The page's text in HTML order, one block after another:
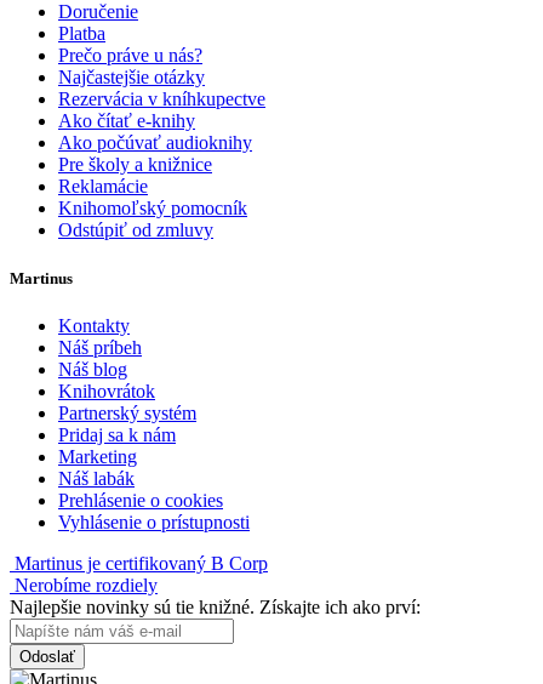
Doručenie
Platba
Prečo práve u nás?
Najčastejšie otázky
Rezervácia v kníhkupectve
Ako čítať e-knihy
Ako počúvať audioknihy
Pre školy a knižnice
Reklamácie
Knihomoľský pomocník
Odstúpiť od zmluvy
Martinus
Kontakty
Náš príbeh
Náš blog
Knihovrátok
Partnerský systém
Pridaj sa k nám
Marketing
Náš labák
Prehlásenie o cookies
Vyhlásenie o prístupnosti
Martinus je certifikovaný B Corp
Nerobíme rozdiely
Najlepšie novinky sú tie knižné. Získajte ich ako prví:
Odoslať